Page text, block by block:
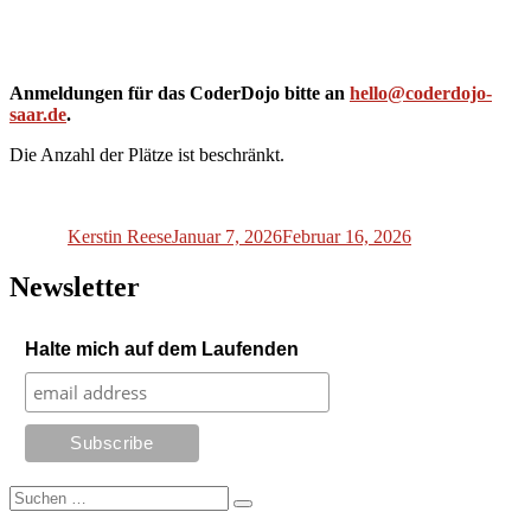
Anmeldungen für das CoderDojo bitte an hello@coderdojo-
saar.de.
Die Anzahl der Plätze ist beschränkt.
Kerstin ReeseJanuar 7, 2026Februar 16, 2026
Newsletter
Halte mich auf dem Laufenden
Suchen
nach:
Suchen